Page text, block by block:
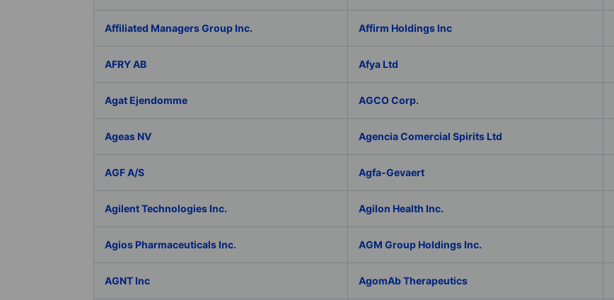
Affiliated Managers Group Inc. Affirm Holdings Inc
AFRY AB Afya Ltd
Agat Ejendomme AGCO Corp.
Ageas NV Agencia Comercial Spirits Ltd
AGF A/S Agfa-Gevaert
Agilent Technologies Inc. Agilon Health Inc.
Agios Pharmaceuticals Inc. AGM Group Holdings Inc.
AGNT Inc AgomAb Therapeutics